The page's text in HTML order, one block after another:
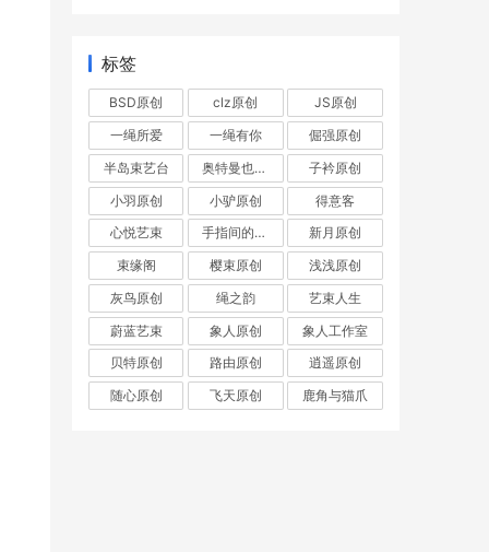
标签
BSD原创 clz原创
JS原创
一绳所爱
一绳有你
倔强原创
半岛束艺台
奥特曼也很酷
子衿原创
小羽原创
小驴原创
得意客
心悦艺束
手指间的旋律
新月原创
束缘阁
樱束原创
浅浅原创
灰鸟原创
绳之韵
艺束人生
蔚蓝艺束
象人原创
象人工作室
贝特原创
路由原创
逍遥原创
随心原创
飞天原创 鹿角与猫爪